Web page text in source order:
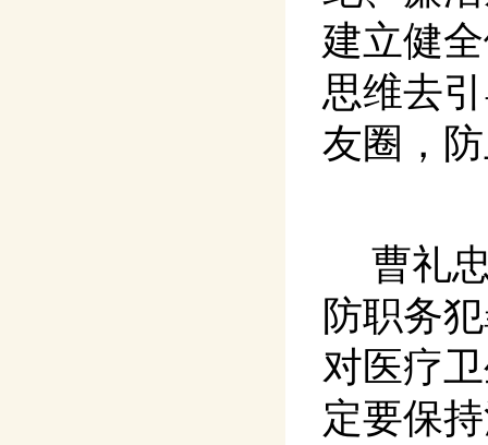
建立健
思维去
友圈，
曹礼
防职务
对医疗
定要保